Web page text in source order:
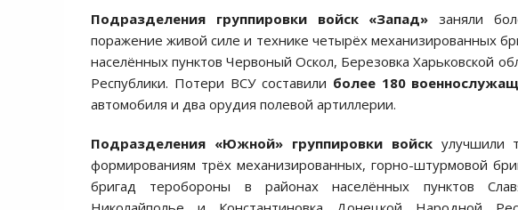
Подразделения группировки войск «Запад» заняли
поражение живой силе и технике четырёх механизированных
населённых пунктов Червоный Оскол, Березовка Харьковской
Республики. Потери ВСУ составили более 180
автомобиля и два орудия полевой артиллерии.
Подразделения «Южной» группировки войскулучшили
формированиям трёх механизированных, горно-штурмовой
бригад теробороны в районах населённых пунктов